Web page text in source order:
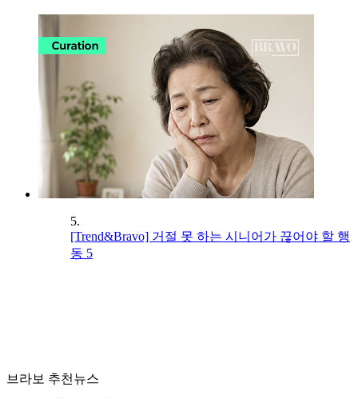
5.
[Trend&Bravo] 거절 못 하는 시니어가 끊어야 할 행
동 5
브라보 추천뉴스